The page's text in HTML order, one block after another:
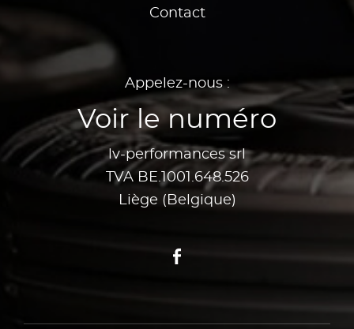
Contact
Appelez-nous :
Voir le numéro
lv-performances srl
TVA BE.1001.648.526
Liège (Belgique)